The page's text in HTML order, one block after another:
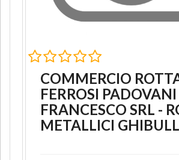
COMMERCIO
FERROSI PADOVANI
FRANCESCO SRL -
METALLICI